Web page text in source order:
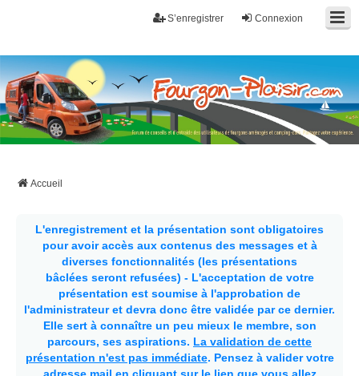
Connexion
S’enregistrer
Fourgon-plaisir.com
Forum de conseils et d'entraide des utilisateurs de fourgons, fourgons
aménagés, vans et de camping-car. Partagez votre expérience.
Accueil
L'enregistrement et la présentation sont obligatoires
pour avoir accès aux contenus des messages et à
diverses fonctionnalités (les présentations
bâclées seront refusées) - L'acceptation de votre
présentation est soumise à l'approbation de
l'administrateur et devra donc être validée par ce dernier.
Elle sert à connaître un peu mieux le membre, son
parcours, ses aspirations. La validation de cette
présentation n'est pas immédiate. Pensez à valider votre